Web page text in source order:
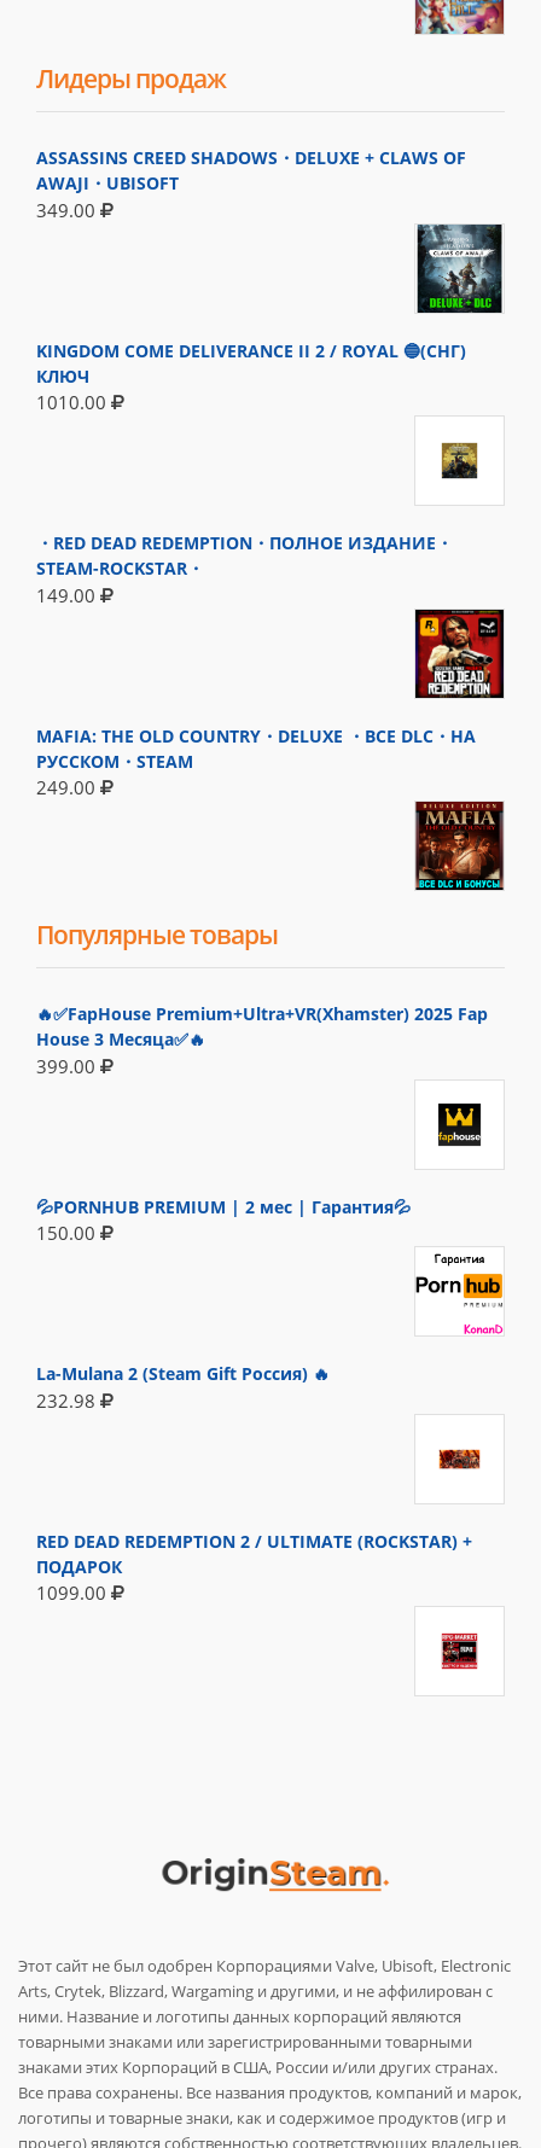
Лидеры продаж
ASSASSINS CREED SHADOWS・DELUXE + CLAWS OF
AWAJI・UBISOFT
349.00
KINGDOM COME DELIVERANCE II 2 / ROYAL 🔵(СНГ)
КЛЮЧ
1010.00
・RED DEAD REDEMPTION・ПОЛНОЕ ИЗДАНИЕ・
STEAM-ROCKSTAR・
149.00
MAFIA: THE OLD COUNTRY・DELUXE ・ВСЕ DLC・НА
РУССКОМ・STEAM
249.00
Популярные товары
🔥✅FapHouse Premium+Ultra+VR(Xhamster) 2025 Fap
House 3 Месяца✅🔥
399.00
💦PORNHUB PREMIUM | 2 мес | Гарантия💦
150.00
La-Mulana 2 (Steam Gift Россия) 🔥
232.98
RED DEAD REDEMPTION 2 / ULTIMATE (ROCKSTAR) +
ПОДАРОК
1099.00
Этот сайт не был одобрен Корпорациями Valve, Ubisoft, Electronic
Arts, Crytek, Blizzard, Wargaming и другими, и не аффилирован с
ними. Название и логотипы данных корпораций являются
товарными знаками или зарегистрированными товарными
знаками этих Корпораций в США, России и/или других странах.
Все права сохранены. Все названия продуктов, компаний и марок,
логотипы и товарные знаки, как и содержимое продуктов (игр и
прочего) являются собственностью соответствующих владельцев.